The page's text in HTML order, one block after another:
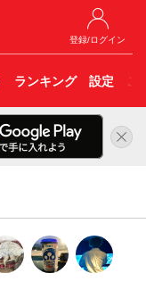
登録/ログイン
ランキング 設定 こ